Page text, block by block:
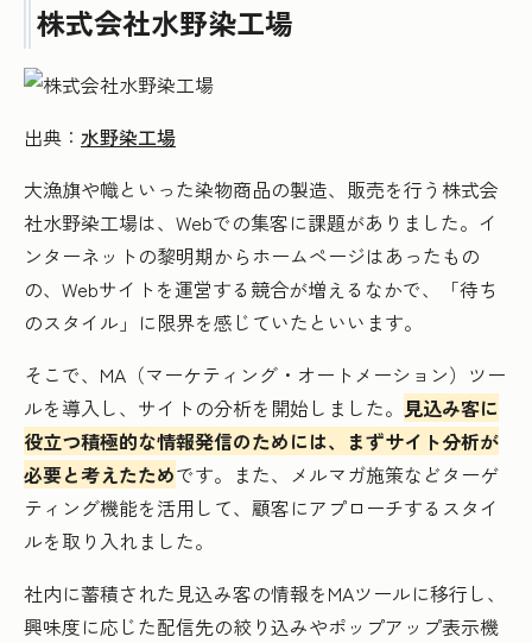
株式会社水野染工場
出典： 水野染工場
大漁旗や幟といった染物商品の製造、販売を行う株式会
社水野染工場は、Webでの集客に課題がありました。イ
ンターネットの黎明期からホームページはあったもの
の、Webサイトを運営する競合が増えるなかで、「待ち
のスタイル」に限界を感じていたといいます。
そこで、MA（マーケティング・オートメーション）ツー
ルを導入し、サイトの分析を開始しました。 見込み客に
役立つ積極的な情報発信のためには、まずサイト分析が
必要と考えたためです。また、メルマガ施策などターゲ
ティング機能を活用して、顧客にアプローチするスタイ
ルを取り入れました。
社内に蓄積された見込み客の情報をMAツールに移行し、
興味度に応じた配信先の絞り込みやポップアップ表示機